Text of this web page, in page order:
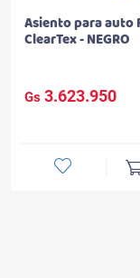
Asiento para auto
ClearTex - NEGRO
Gs 3.623.950